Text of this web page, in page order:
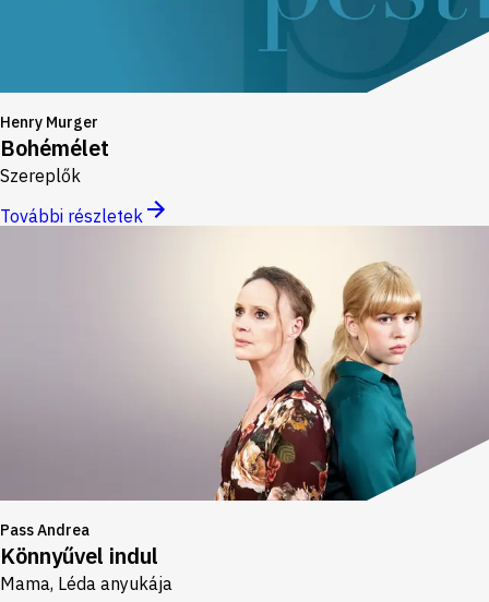
Henry Murger
Bohémélet
Szereplők
További részletek
Pass Andrea
Könnyűvel indul
Mama, Léda anyukája